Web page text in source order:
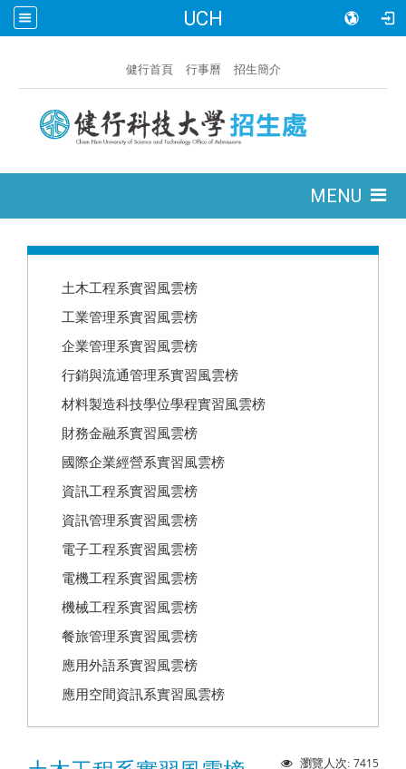
UCH
健行首頁 行事曆 招生簡介
MENU
土木工程系實習風雲榜
工業管理系實習風雲榜
企業管理系實習風雲榜
行銷與流通管理系實習風雲榜
材料製造科技學位學程實習風雲榜
財務金融系實習風雲榜
國際企業經營系實習風雲榜
資訊工程系實習風雲榜
資訊管理系實習風雲榜
電子工程系實習風雲榜
電機工程系實習風雲榜
機械工程系實習風雲榜
餐旅管理系實習風雲榜
應用外語系實習風雲榜
應用空間資訊系實習風雲榜
瀏覽人次: 7415